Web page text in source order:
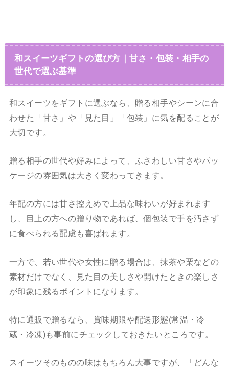
和スイーツギフトの選び方｜甘さ・包装・相手の
世代で選ぶ基準
和スイーツをギフトに選ぶなら、贈る相手やシーンに合
わせた「甘さ」や「見た目」「包装」に気を配ることが
大切です。
贈る相手の世代や好みによって、ふさわしい甘さやパッ
ケージの雰囲気は大きく変わってきます。
年配の方には甘さ控えめで上品な味わいが好まれます
し、目上の方への贈り物であれば、個包装で手を汚さず
に食べられる配慮も喜ばれます。
一方で、若い世代や女性に贈る場合は、抹茶や栗などの
素材だけでなく、見た目の美しさや開けたときの楽しさ
が印象に残るポイントになります。
特に通販で贈るなら、賞味期限や配送形態(常温・冷
蔵・冷凍)も事前にチェックしておきたいところです。
スイーツそのものの味はもちろん大事ですが、「どんな